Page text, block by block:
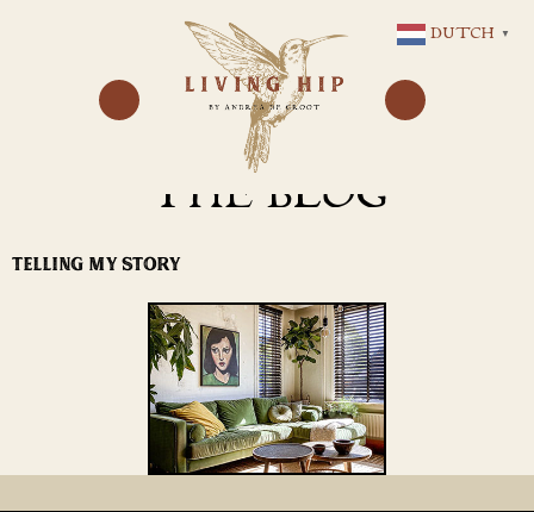
NAAR
DE
INHOUD
THE BLOG
TELLING MY STORY
DUTCH ▼